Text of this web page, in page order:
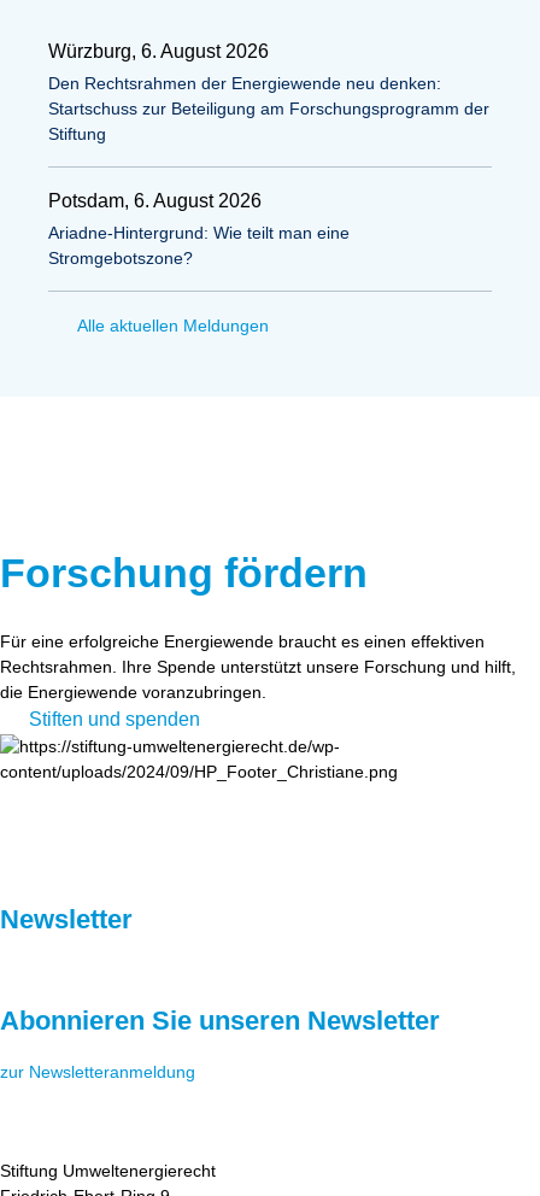
Würzburg, 6. August 2026
Den Rechtsrahmen der Energiewende neu denken:
Startschuss zur Beteiligung am Forschungsprogramm der
Stiftung
Potsdam, 6. August 2026
Ariadne-Hintergrund: Wie teilt man eine
Stromgebotszone?
Alle aktuellen Meldungen
Forschung fördern
Für eine erfolgreiche Energiewende braucht es einen effektiven
Rechtsrahmen. Ihre Spende unterstützt unsere Forschung und hilft,
die Energiewende voranzubringen.
Stiften und spenden
Newsletter
Abonnieren Sie unseren Newsletter
zur Newsletteranmeldung
Stiftung Umweltenergierecht